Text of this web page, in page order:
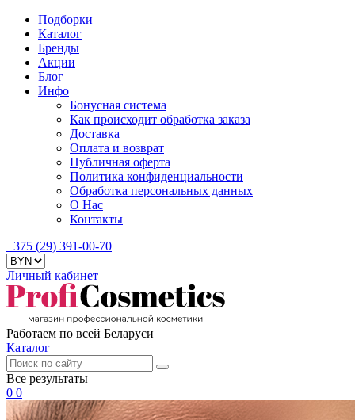
Подборки
Каталог
Бренды
Акции
Блог
Инфо
Бонусная система
Как происходит обработка заказа
Доставка
Оплата и возврат
Публичная оферта
Политика конфиденциальности
Обработка персональных данных
О Нас
Контакты
+375 (29) 391-00-70
Личный кабинет
Работаем по всей Беларуси
Каталог
Все результаты
0 0